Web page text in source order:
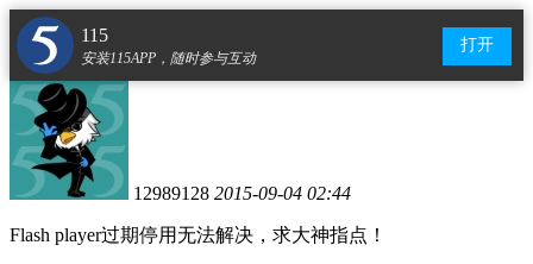
115
安装115APP，随时参与互动
打开
12989128 2015-09-04 02:44
Flash player过期停用无法解决，求大神指点！